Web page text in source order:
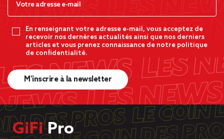
En renseignant votre adresse e-mail, vous acceptez de
recevoir nos dernères actualités ainsi que nos derniers
articles et vous prenez connaissance de notre politique
de confidentialité.
M’inscrire à la newsletter
GiFiPro